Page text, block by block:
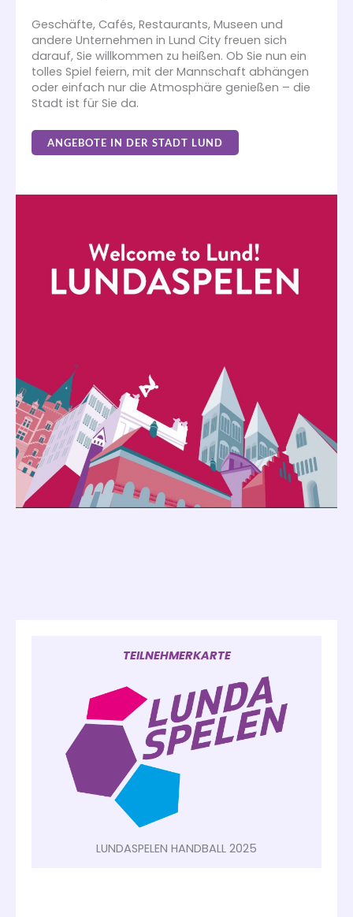
Geschäfte, Cafés, Restaurants, Museen und
andere Unternehmen in Lund City freuen sich
darauf, Sie willkommen zu heißen. Ob Sie nun ein
tolles Spiel feiern, mit der Mannschaft abhängen
oder einfach nur die Atmosphäre genießen – die
Stadt ist für Sie da.
ANGEBOTE IN DER STADT LUND
TEILNEHMERKARTE
LUNDASPELEN HANDBALL 2025